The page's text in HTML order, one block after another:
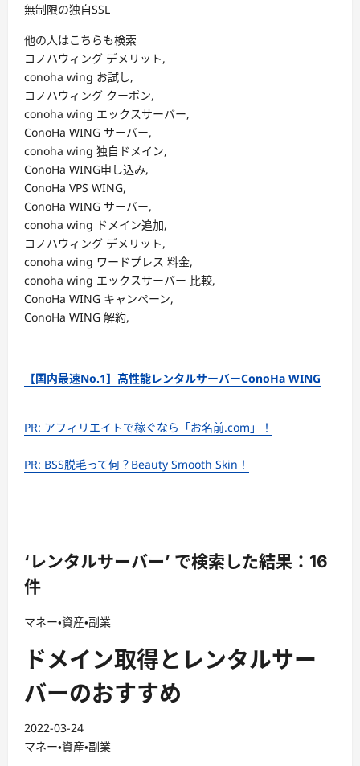
無制限の独自SSL
他の人はこちらも検索
コノハウィング デメリット,
conoha wing お試し,
コノハウィング クーポン,
conoha wing エックスサーバー,
ConoHa WING サーバー,
conoha wing 独自ドメイン,
ConoHa WING申し込み,
ConoHa VPS WING,
ConoHa WING サーバー,
conoha wing ドメイン追加,
コノハウィング デメリット,
conoha wing ワードプレス 料金,
conoha wing エックスサーバー 比較,
ConoHa WING キャンペーン,
ConoHa WING 解約,
【国内最速No.1】高性能レンタルサーバーConoHa WING
PR: アフィリエイトで稼ぐなら「お名前.com」！
PR: BSS脱毛って何？Beauty Smooth Skin！
‘レンタルサーバー’ で検索した結果：16
件
マネー・資産・副業
ドメイン取得とレンタルサー
バーのおすすめ
2022-03-24
マネー・資産・副業